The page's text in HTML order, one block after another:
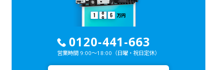
0120-441-663
営業時間 9:00～18:00 （日曜・祝日定休）